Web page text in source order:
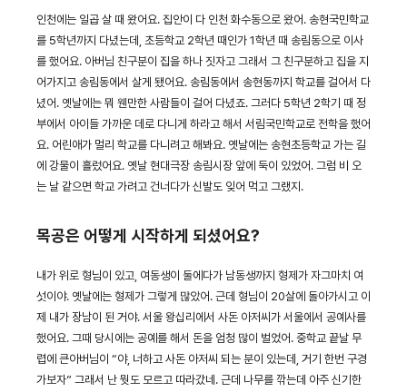
인천에는 일곱 살 때 왔어요. 집안이 다 인천 화수동으로 왔어. 송현국민학교
를 5학년까지 다녔는데, 초등학교 2학년 때인가 1학년 때 송림동으로 이사
를 했어요. 아버님 친구분이 집을 하나 짓자고 그래서 그 친구분하고 집을 지
어가지고 송림동에서 살게 됐어요. 송림동에서 송현동까지 학교를 걸어서 다
녔어. 옛날에는 뭐 웬만한 사람들이 걸어 다녔죠. 그러다 5학년 2학기 때 정
부에서 아이들 가까운 데로 다니게 하라고 해서 서림국민학교로 전학을 했어
요. 어린애가 멀리 학교를 다니려고 해봐요. 옛날에는 송현초등학교 가는 길
에 강물이 흘렀어요. 옛날 현대극장 송림시장 앞에 둑이 있었어. 그럼 비 오
는 날 같으면 학교 가려고 건너다가 신발도 잊어 먹고 그랬지.
목공은 어떻게 시작하게 되셨어요?
내가 위로 형님이 있고, 여동생이 둘에다가 남동생까지 형제가 자그마치 여
섯이야. 옛날에는 형제가 그렇게 많았어. 근데 형님이 20살에 돌아가시고 이
제 내가 장남이 된 거야. 서울 왕십리에서 사돈 아저씨가 서울에서 공예사를
했어요. 그때 당시에는 공예를 해서 돈을 엄청 많이 벌었어. 중학교 끝날 무
렵에 큰아버님이 “야, 너하고 사돈 아저씨 되는 분이 있는데, 거기 한번 구경
가보자” 그래서 난 뭣도 모르고 따라갔네. 근데 나무를 깎는데 아주 신기한